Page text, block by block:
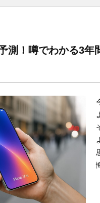
測！噂でわかる3年